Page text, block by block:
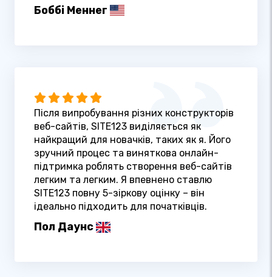
Боббі Меннег
Після випробування різних конструкторів
веб-сайтів, SITE123 виділяється як
найкращий для новачків, таких як я. Його
зручний процес та виняткова онлайн-
підтримка роблять створення веб-сайтів
легким та легким. Я впевнено ставлю
SITE123 повну 5-зіркову оцінку – він
ідеально підходить для початківців.
Пол Даунс